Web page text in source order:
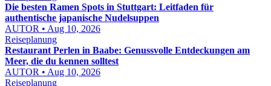
Die besten Ramen Spots in Stuttgart: Leitfaden für
authentische japanische Nudelsuppen
AUTOR • Aug 10, 2026
Reiseplanung
Restaurant Perlen in Baabe: Genussvolle Entdeckungen am
Meer, die du kennen solltest
AUTOR • Aug 10, 2026
Reiseplanung